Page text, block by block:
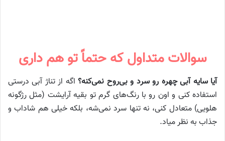
سوالات متداول که حتماً تو هم داری
آیا سایه آبی چهره رو سرد و بی‌روح نمی‌کنه؟اگه از تناژ آبی درستی
استفاده کنی و اون رو با رنگ‌های گرم تو بقیه آرایشت (مثل رژگونه
هلویی) متعادل کنی، نه تنها سرد نمی‌شه، بلکه خیلی هم شاداب و
جذاب به نظر میاد.